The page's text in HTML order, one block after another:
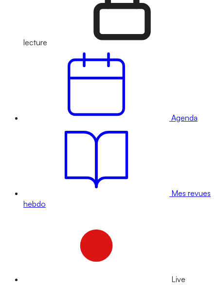
lecture
Agenda
Mes revues
hebdo
Live